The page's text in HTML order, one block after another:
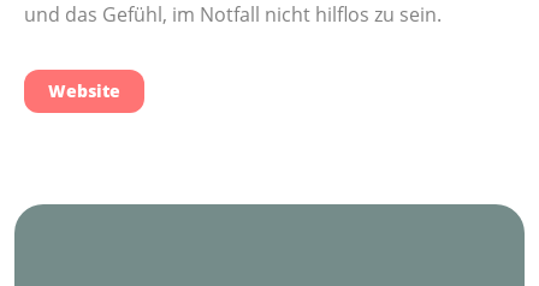
und das Gefühl, im Notfall nicht hilflos zu sein.
Website